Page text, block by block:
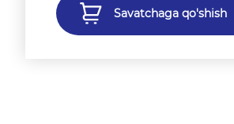
Savatchaga qo'shish